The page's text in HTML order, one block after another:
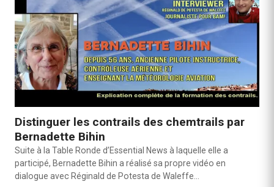
Distinguer les contrails des chemtrails par
Bernadette Bihin
Suite à la Table Ronde d’Essential News à laquelle elle a
participé, Bernadette Bihin a réalisé sa propre vidéo en
dialogue avec Réginald de Potesta de Waleffe…